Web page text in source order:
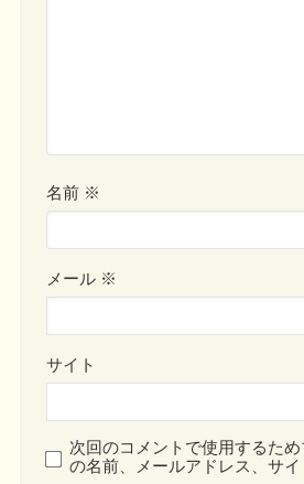
名前 ※
メール ※
サイト
次回のコメントで使用するた
の名前、メールアドレス、サイ